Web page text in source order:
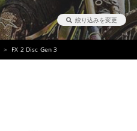
絞り込みを変更
FX 2 Disc Gen 3